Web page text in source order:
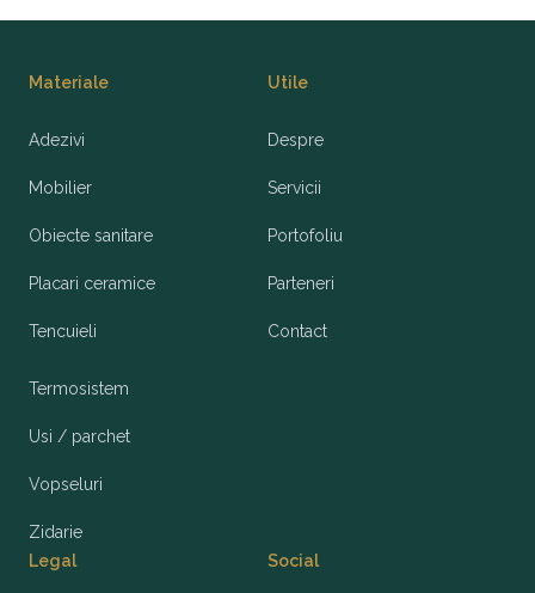
Materiale
Adezivi
Mobilier
Obiecte sanitare
Placari ceramice
Tencuieli
Termosistem
Usi / parchet
Vopseluri
Zidarie
Utile
Despre
Servicii
Portofoliu
Parteneri
Contact
Legal Social